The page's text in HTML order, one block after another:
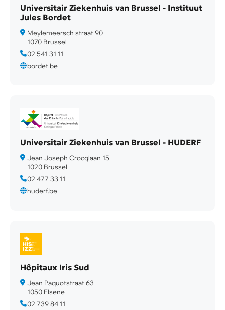
Universitair Ziekenhuis van Brussel - Instituut
Jules Bordet
Meylemeersch straat 90
1070 Brussel
02 541 31 11
bordet.be
Universitair Ziekenhuis van Brussel - HUDERF
Jean Joseph Crocqlaan 15
1020 Brussel
02 477 33 11
huderf.be
Hôpitaux Iris Sud
Jean Paquotstraat 63
1050 Elsene
02 739 84 11